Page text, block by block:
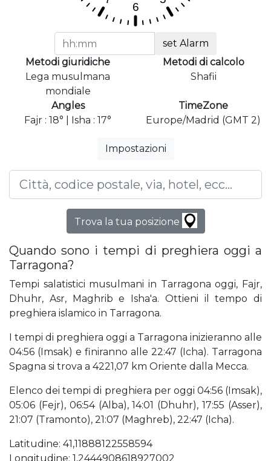
set Alarm
Metodi giuridiche
Lega musulmana
mondiale
Metodi di calcolo
Shafii
Angles
Fajr : 18° | Isha : 17°
TimeZone
Europe/Madrid (GMT 2)
Impostazioni
Trova la tua posizione
Quando sono i tempi di preghiera oggi a
Tarragona?
Tempi salatistici musulmani in Tarragona oggi, Fajr,
Dhuhr, Asr, Maghrib e Isha'a. Ottieni il tempo di
preghiera islamico in Tarragona.
I tempi di preghiera oggi a Tarragona inizieranno alle
04:56 (Imsak) e finiranno alle 22:47 (Icha). Tarragona
Spagna si trova a 4221,07 km Oriente dalla Mecca.
Elenco dei tempi di preghiera per oggi 04:56 (Imsak),
05:06 (Fejr), 06:54 (Alba), 14:01 (Dhuhr), 17:55 (Asser),
21:07 (Tramonto), 21:07 (Maghreb), 22:47 (Icha).
Latitudine: 41,11888122558594
Longitudine: 1,2444908618927002